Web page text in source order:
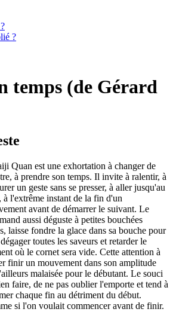
?
temps (de Gérard
Quan est une exhortation à changer de
à prendre son temps. Il invite à ralentir, à
un geste sans se presser, à aller jusqu'au
à l'extrême instant de la fin d'un
avant de démarrer le suivant. Le
aussi déguste à petites bouchées
laisse fondre la glace dans sa bouche pour
toutes les saveurs et retarder le
où le cornet sera vide. Cette attention à
finir un mouvement dans son amplitude
malaisée pour le débutant. Le souci
faire, de ne pas oublier l'emporte et tend à
chaque fin au détriment du début.
si l'on voulait commencer avant de finir.